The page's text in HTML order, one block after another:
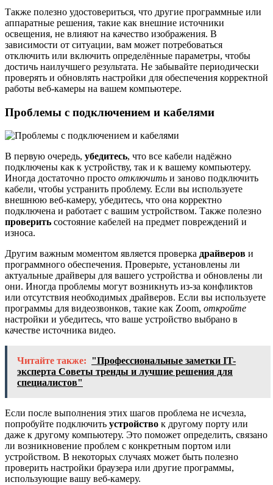
Также полезно удостовериться, что другие программные или
аппаратные решения, такие как внешние источники
освещения, не влияют на качество изображения. В
зависимости от ситуации, вам может потребоваться
отключить или включить определённые параметры, чтобы
достичь наилучшего результата. Не забывайте периодически
проверять и обновлять настройки для обеспечения корректной
работы веб-камеры на вашем компьютере.
Проблемы с подключением и кабелями
В первую очередь, убедитесь, что все кабели надёжно
подключены как к устройству, так и к вашему компьютеру.
Иногда достаточно просто отключить и заново подключить
кабели, чтобы устранить проблему. Если вы используете
внешнюю веб-камеру, убедитесь, что она корректно
подключена и работает с вашим устройством. Также полезно
проверить состояние кабелей на предмет повреждений и
износа.
Другим важным моментом является проверка драйверов и
программного обеспечения. Проверьте, установлены ли
актуальные драйверы для вашего устройства и обновлены ли
они. Иногда проблемы могут возникнуть из-за конфликтов
или отсутствия необходимых драйверов. Если вы используете
программы для видеозвонков, такие как Zoom, откройте
настройки и убедитесь, что ваше устройство выбрано в
качестве источника видео.
Читайте также: "Профессиональные заметки IT-
эксперта Советы тренды и лучшие решения для
специалистов"
Если после выполнения этих шагов проблема не исчезла,
попробуйте подключить устройство к другому порту или
даже к другому компьютеру. Это поможет определить, связано
ли возникновение проблем с конкретным портом или
устройством. В некоторых случаях может быть полезно
проверить настройки браузера или другие программы,
использующие вашу веб-камеру.